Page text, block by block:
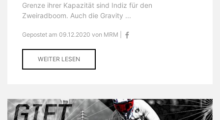
Grenze ihrer Kapazität sind Indiz für den
Zweiradboom. Auch die Gravity ...
Gepostet am 09.12.2020 von MRM |
WEITER LESEN